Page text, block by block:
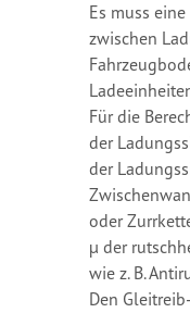
Es muss
zwischen
Für die
der
der
oder
µ der
wie z. B.
Den